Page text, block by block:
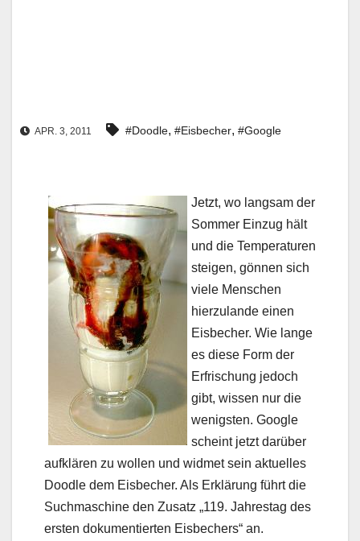
APR. 3, 2011 #Doodle, #Eisbecher, #Google
Jetzt, wo langsam der
Sommer Einzug hält
und die Temperaturen
steigen, gönnen sich
viele Menschen
hierzulande einen
Eisbecher. Wie lange
es diese Form der
Erfrischung jedoch
gibt, wissen nur die
wenigsten. Google
scheint jetzt darüber
aufklären zu wollen und widmet sein aktuelles
Doodle dem Eisbecher. Als Erklärung führt die
Suchmaschine den Zusatz „119. Jahrestag des
ersten dokumentierten Eisbechers“ an.